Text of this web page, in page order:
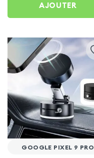
AJOUTER
GOOGLE PIXEL 9 PRO